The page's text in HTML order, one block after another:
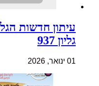
עיתון חדשות
גליון 937
01 ינואר, 2026